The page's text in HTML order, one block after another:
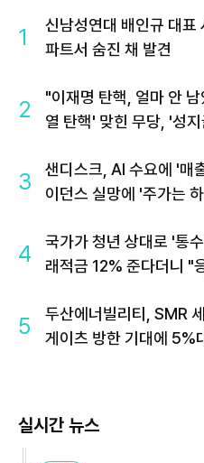
1
신남성연대 배인규 대표
파트서 숨진 채 발견
2
"이재명 탄핵, 얼마 안
열 탄핵' 맞힌 무당, '성
3
샌디스크, AI 수요에 '매
이던스 실망에 '주가는
4
국가가 청년 상대로 '통
래적금 12% 준다더니 "
5
두산에너빌리티, SMR
게이츠 방한 기대에 5%
실시간 뉴스